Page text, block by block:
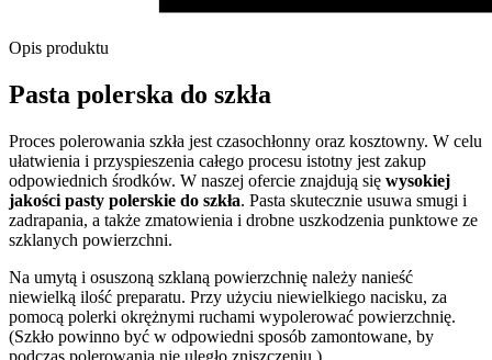
Opis produktu
Pasta polerska do szkła
Proces polerowania szkła jest czasochłonny oraz kosztowny. W celu
ułatwienia i przyspieszenia całego procesu istotny jest zakup
odpowiednich środków. W naszej ofercie znajdują się wysokiej
jakości pasty polerskie do szkła. Pasta skutecznie usuwa smugi i
zadrapania, a także zmatowienia i drobne uszkodzenia punktowe ze
szklanych powierzchni.
Na umytą i osuszoną szklaną powierzchnię należy nanieść
niewielką ilość preparatu. Przy użyciu niewielkiego nacisku, za
pomocą polerki okrężnymi ruchami wypolerować powierzchnię.
(Szkło powinno być w odpowiedni sposób zamontowane, by
podczas polerowania nie uległo zniszczeniu.)